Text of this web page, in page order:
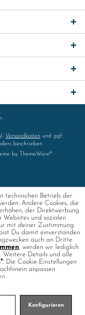
Versandkosten und ggf.
beschrieben
by
ThemeWare®
technischen Betrieb der
Andere Cookies, die
der Direktwerbung
und sozialen
mit deiner Zustimmung
Du damit einverstanden
auch an Dritte
, werden wir lediglich
Weitere Details und alle
. Die Cookie-Einstellungen
anpassen.
Konfigurieren